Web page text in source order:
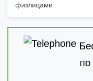
физлицами
по